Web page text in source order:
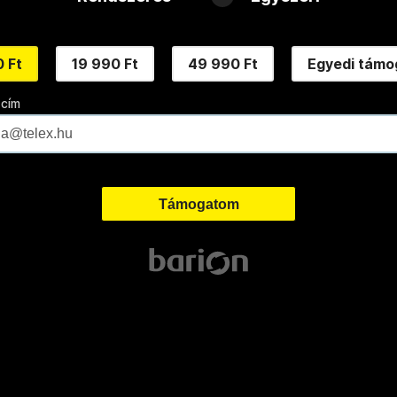
Ft 19 990 Ft 49 990 Ft Egyedi